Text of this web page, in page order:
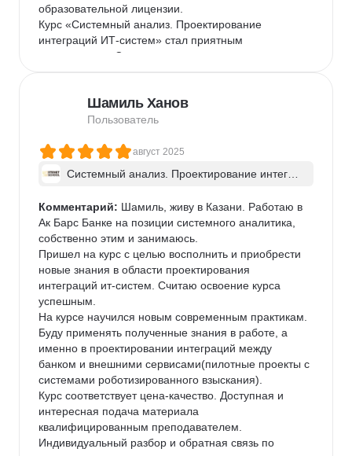
образовательной лицензии.
Курс «Системный анализ. Проектирование
интеграций ИТ-систем» стал приятным
исключением. С первых же минут я понял — попал
Фокус на глубине, а не на скорости. Преподаватель-
эксперт не гнался за таймингом. Мы могли
вопрос от слушателя, пока все не приходили к
без ответа.
прямо на занятии — это бесценно. Мы не просто
слышали feedback, а видели, как эксперт мыслит, и
перенимали его подход.
Язык профессионалов. Каждое занятие было
погружением в профессиональную среду, где
рождаются целесообразные и работающие
решения.
В итоге, проработав 3 месяца в этом интенсивном
режиме, я получил именно ту структуру знаний,
которой мне не хватало. Сегодня я с уверенностью
применяю эти наработки в своих реальных
проектах.
Вывод для коллег-аналитиков: Если вы ищете не
«ещё один курс», а осознанный апгрейд своих
навыков в интеграциях — ваш поиск может
закончиться именно в STENET school!
Шамиль Ханов
Пользователь
август 2025
Системный анализ. Проектирование интегра
Комментарий: Шамиль, живу в Казани. Работаю в
Ак Барс Банке на позиции системного аналитика,
собственно этим и занимаюсь.
Пришел на курс с целью восполнить и приобрести
новые знания в области проектирования
интеграций ит-систем. Считаю освоение курса
успешным.
На курсе научился новым современным практикам.
Буду применять полученные знания в работе, а
именно в проектировании интеграций между
банком и внешними сервисами(пилотные проекты с
системами роботизированного взыскания).
Курс соответствует цена-качество. Доступная и
интересная подача материала
квалифицированным преподавателем.
Индивидуальный разбор и обратная связь по